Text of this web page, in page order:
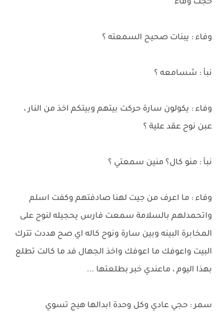
حجت وفاء
وفاء : يبنات صحيح السمعته ؟
نبأ : شسامعه ؟
وفاء : يكولون سارة حركت بيتهم وبيتكم اخذ من النار ،
عبن نوح عقد علية ؟
نبأ : منو كال؟ منين سمعتي ؟
وفاء : ما اعرف من جيت لهنا صادفتهم وكفت اسلم
واتحمدلهم بالسلامة سمعت فارس يحجيله لنوح على
المخابرة البينه وبين سارة ونوح كاله اي صح هددت تترك
البيت واعوفك ما اعوفك واخذ الجهال فد ما كالت تطلع
بهذا اليوم ، ماعندي خبر بطلعتها ...
سمر : حجي عادي وكل وحدة ابدالها هيج تسوي